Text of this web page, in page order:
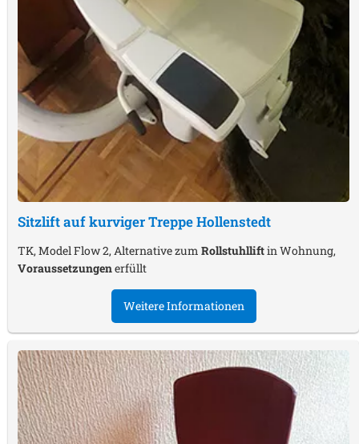
Sitzlift auf kurviger TreppeHollenstedt
TK, Model Flow 2, Alternative zum Rollstuhlliftin Wohnung,
Voraussetzungenerfüllt
Weitere Informationen